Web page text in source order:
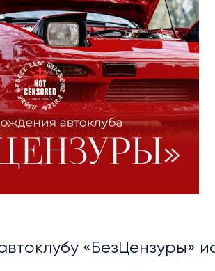
УСАДЬБЫ
СТАТЬИ
«БезЦензуры»